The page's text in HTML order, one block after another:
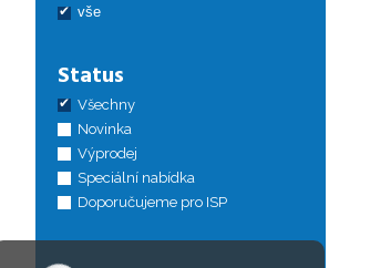
vše
Status
Všechny
Novinka
Výprodej
Speciální nabídka
Doporučujeme pro ISP